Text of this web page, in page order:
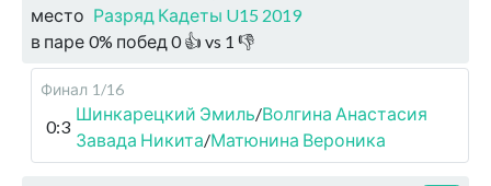
место Разряд Кадеты U15 2019
в паре 0% побед 0👍 vs 1 👎
Финал 1/16
0:3
Шинкарецкий Эмиль/Волгина Анастасия
Завада Никита/Матюнина Вероника